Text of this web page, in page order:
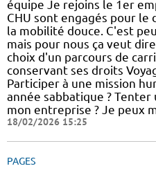
équipe Je rejoins le 1er
CHU sont engagés pour
la mobilité douce. C'est
mais pour nous ça veut
choix d'un parcours de
conservant ses droits
Participer à une mission
année sabbatique ?
mon entreprise ? Je peux
18/02/2026 15:25
PAGES